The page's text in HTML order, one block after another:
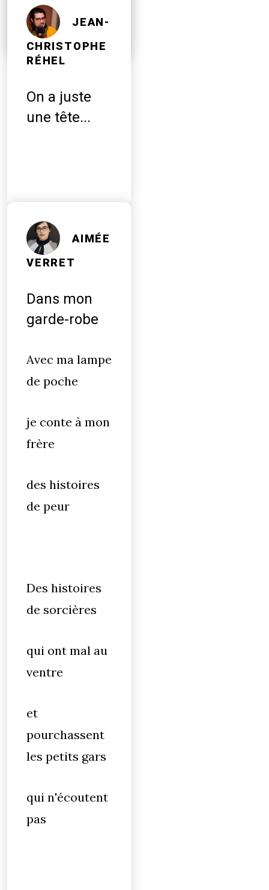
t'entends
JEAN-
CHRISTOPHE
RÉHEL
On a juste
une tête...
AIMÉE
VERRET
Dans mon
garde-robe
Avec ma lampe
de poche
je conte à mon
frère
des histoires
de peur
Des histoires
de sorcières
qui ont mal au
ventre
et
pourchassent
les petits gars
qui n'écoutent
pas